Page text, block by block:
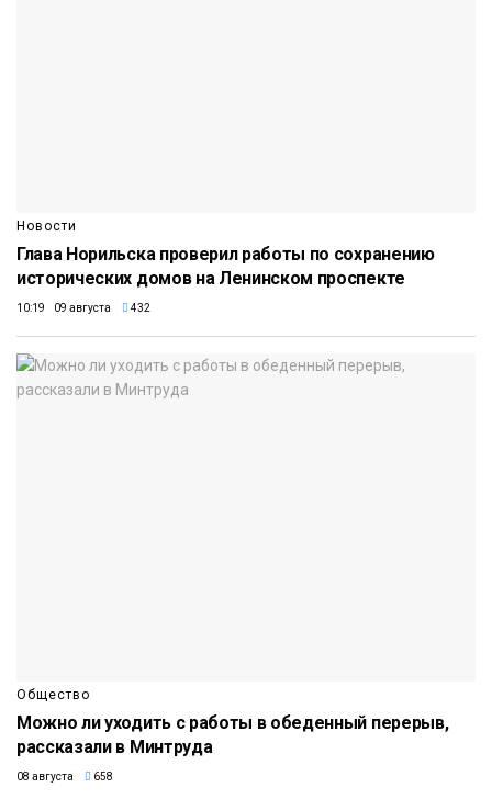
Новости
Глава Норильска проверил работы по сохранению
исторических домов на Ленинском проспекте
10:19 09 августа 432
Общество
Можно ли уходить с работы в обеденный перерыв,
рассказали в Минтруда
08 августа 658